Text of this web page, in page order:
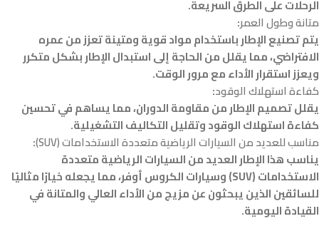
الرحلات على الطرق السريعة.
متانة وطول العمر:
يتم تصنيع الإطار باستخدام مواد قوية ومتينة تعزز من عمره
الافتراضي، مما يقلل من الحاجة إلى استبدال الإطار بشكل متكرر
ويعزز استقرار الأداء مع مرور الوقت.
كفاءة استهلاك الوقود:
يقلل تصميم الإطار من مقاومة الدوران، مما يساهم في تحسين
كفاءة استهلاك الوقود وتقليل التكاليف التشغيلية.
مناسب للعديد من السيارات الرياضية متعددة الاستخدامات (SUV)
:
يناسب هذا الإطار العديد من السيارات الرياضية متعددة
الاستخدامات (SUV) وسيارات الكروس أوفر، مما يجعله خيارًا مثاليًا
للسائقين الذين يبحثون عن مزيج من الأداء العالي والمتانة في
القيادة اليومية.